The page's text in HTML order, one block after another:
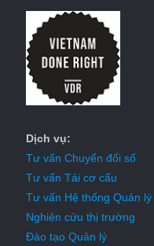
Dịch vụ:
Tư vấn Chuyển đổi số
Tư vấn Tái cơ cấu
Tư vấn Hệ thống Quản lý
Nghiên cứu thị trường
Đào tạo Quản lý